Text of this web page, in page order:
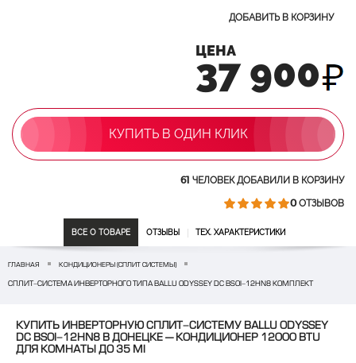
ДОБАВИТЬ В КОРЗИНУ
ЦЕНА
37 900
КУПИТЬ В ОДИН КЛИК
ВСЕ О ТОВАРЕ ОТЗЫВЫ ТЕХ. ХАРАКТЕРИСТИКИ
61 ЧЕЛОВЕК ДОБАВИЛИ В КОРЗИНУ
0ОТЗЫВОВ
ГЛАВНАЯ КОНДИЦИОНЕРЫ (СПЛИТ СИСТЕМЫ)
СПЛИТ-СИСТЕМА ИНВЕРТОРНОГО ТИПА BALLU ODYSSEY DC BSOI-12HN8 КОМПЛЕКТ
КУПИТЬ ИНВЕРТОРНУЮ СПЛИТ-СИСТЕМУ BALLU ODYSSEY
DC BSOI-12HN8 В ДОНЕЦКЕ — КОНДИЦИОНЕР 12000 BTU
ДЛЯ КОМНАТЫ ДО 35 М²